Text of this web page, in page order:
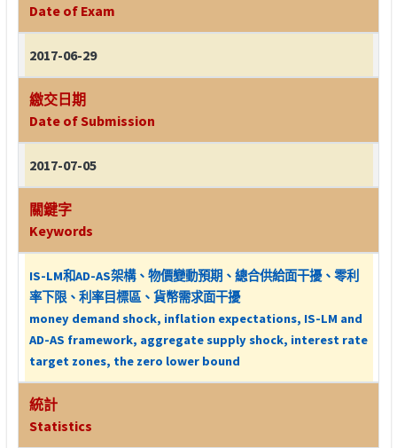
Date of Exam
2017-06-29
繳交日期
Date of Submission
2017-07-05
關鍵字
Keywords
IS-LM和AD-AS架構、物價變動預期、總合供給面干擾、零利
率下限、利率目標區、貨幣需求面干擾
money demand shock, inflation expectations, IS-LM and
AD-AS framework, aggregate supply shock, interest rate
target zones, the zero lower bound
統計
Statistics